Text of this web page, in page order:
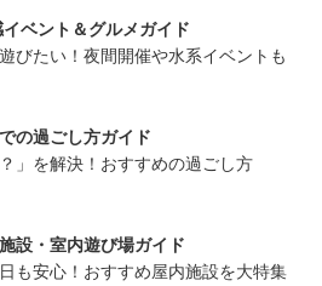
ベント＆グルメガイド
びたい！夜間開催や水系イベントも
の過ごし方ガイド
」を解決！おすすめの過ごし方
設・室内遊び場ガイド
も安心！おすすめ屋内施設を大特集